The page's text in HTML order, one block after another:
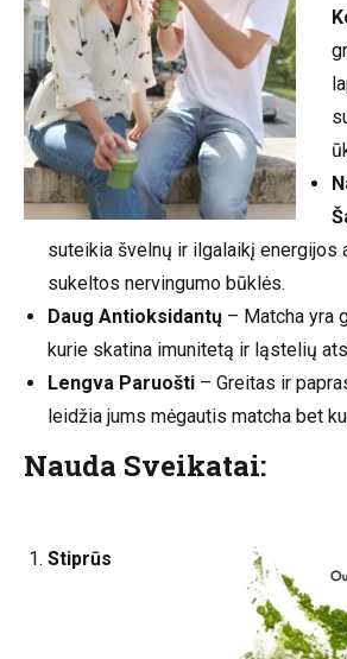
suteikia švelnų ir ilgalaikį energijos
sukeltos nervingumo būklės.
Daug Antioksidantų – Matcha yra
kurie skatina imunitetą ir ląstelių
Lengva Paruošti – Greitas ir
leidžia jums mėgautis matcha bet
Nauda Sveikatai:
Stiprūs